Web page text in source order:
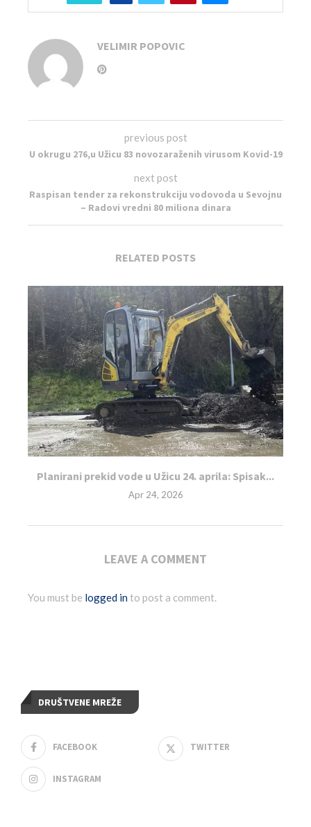
VELIMIR POPOVIC
previous post
U okrugu 276,u Užicu 83 novozaraženih virusom Kovid-19
next post
Raspisan tender za rekonstrukciju vodovoda u Sevojnu
– Radovi vredni 80 miliona dinara
RELATED POSTS
Planirani prekid vode u Užicu 24. aprila: Spisak...
Apr 24, 2026
LEAVE A COMMENT
You must be logged into post a comment.
DRUŠTVENE MREŽE
FACEBOOK TWITTER
INSTAGRAM